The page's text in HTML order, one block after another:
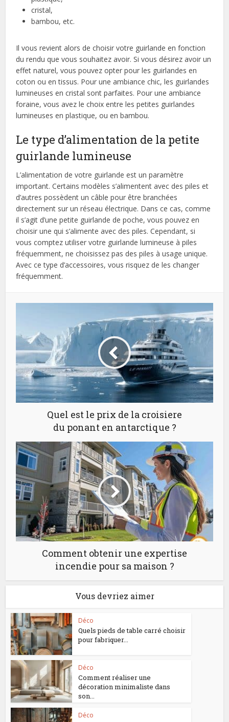
cristal,
bambou, etc.
Il vous revient alors de choisir votre guirlande en fonction
du rendu que vous souhaitez avoir. Si vous désirez avoir un
effet naturel, vous pouvez opter pour les guirlandes en
coton ou en tissus. Pour une ambiance chic, les guirlandes
lumineuses en cristal sont parfaites. Pour une ambiance
foraine, vous avez le choix entre les petites guirlandes
lumineuses en plastique, ou en bambou.
Le type d’alimentation de la petite
guirlande lumineuse
L’alimentation de votre guirlande est un paramètre
important. Certains modèles s’alimentent avec des piles et
d’autres possèdent un câble pour être branchées
directement sur un réseau électrique. Dans ce cas, comme
il s’agit d’une petite guirlande de poche, vous pouvez en
choisir une qui s’alimente avec des piles. Cependant, si
vous comptez utiliser votre guirlande lumineuse à piles
fréquemment, ne choisissez pas des piles à usage unique.
Avec ce type d’accessoires, vous risquez de les changer
fréquemment.
Quel est le prix de la croisiere
du ponant en antarctique ?
Comment obtenir une expertise
incendie pour sa maison ?
Vous devriez aimer
Déco
Quels pieds de table carré choisir
pour fabriquer...
Déco
Comment réaliser une
décoration minimaliste dans
son...
Déco